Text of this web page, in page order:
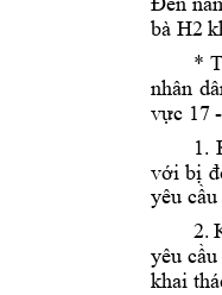
bà H2
*
nhân
vực 17 -
1.
với bị
yêu
2.
yêu
khai